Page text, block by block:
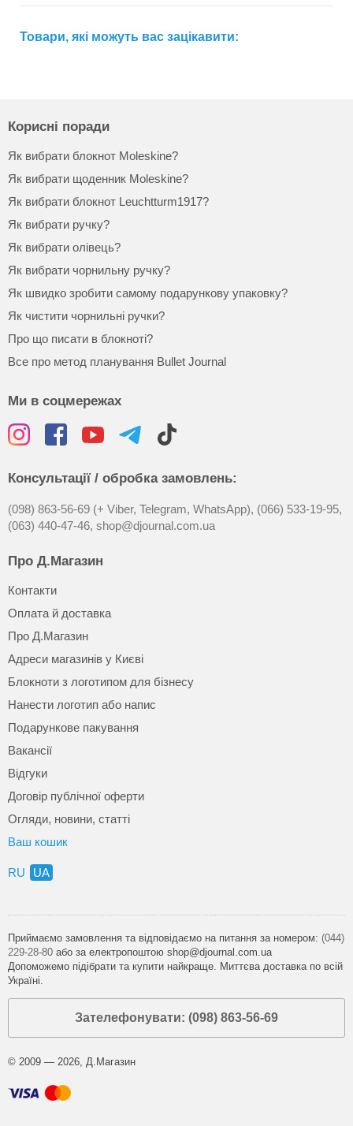
Товари, які можуть вас зацікавити:
Корисні поради
Як вибрати блокнот Moleskine?
Як вибрати щоденник Moleskine?
Як вибрати блокнот Leuchtturm1917?
Як вибрати ручку?
Як вибрати олівець?
Як вибрати чорнильну ручку?
Як швидко зробити самому подарункову упаковку?
Як чистити чорнильні ручки?
Про що писати в блокноті?
Все про метод планування Bullet Journal
Ми в соцмережах
Консультації / обробка замовлень:
(098) 863-56-69 (+ Viber, Telegram, WhatsApp), (066) 533-19-95,
(063) 440-47-46, shop@djournal.com.ua
Про Д.Магазин
Контакти
Оплата й доставка
Про Д.Магазин
Адреси магазинів у Києві
Блокноти з логотипом для бізнесу
Нанести логотип або напис
Подарункове пакування
Вакансії
Відгуки
Договір публічної оферти
Огляди, новини, статті
Ваш кошик
RU UA
Приймаємо замовлення та відповідаємо на питання за номером: (044)
229-28-80 або за електропоштою shop@djournal.com.ua
Допоможемо підібрати та купити найкраще. Миттєва доставка по всій
Україні.
Зателефонувати: (098) 863-56-69
© 2009 — 2026, Д.Магазин